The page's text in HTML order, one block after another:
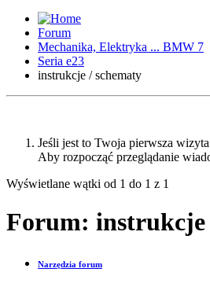
Forum
Mechanika, Elektryka ... BMW 7
Seria e23
instrukcje / schematy
Jeśli jest to Twoja pierwsza
Aby rozpocząć przeglądanie
Wyświetlane wątki od 1 do 1 z 1
Forum: instrukcje
Narzędzia forum